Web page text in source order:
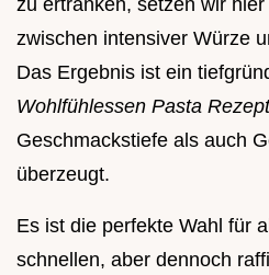
zu ertränken, setzen wir
zwischen intensiver Würze
Das Ergebnis ist ein
Wohlfühlessen Pasta
Geschmackstiefe als auch
überzeugt.
Es ist die perfekte Wahl für
schnellen, aber dennoch